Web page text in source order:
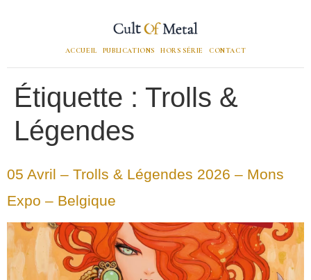
ACCUEIL PUBLICATIONS HORS SÉRIE CONTACT
Étiquette : Trolls &
Légendes
05 Avril – Trolls & Légendes 2026 – Mons
Expo – Belgique